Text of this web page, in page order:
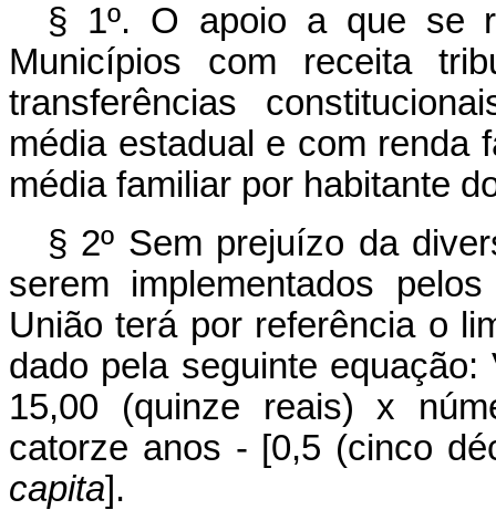
§ 1º. O apoio a que se
Municípios com receita
transferências
média estadual e com renda
média familiar por habitante
§ 2º Sem prejuízo da
serem implementados
União terá por referência o
dado pela seguinte
15,00 (quinze reais) x
catorze anos - [0,5 (cinco
capita].